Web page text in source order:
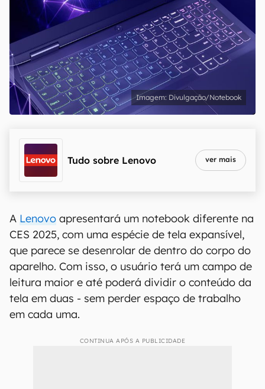
Divulgação/Notebook
Tudo sobre Lenovo ver mais
A Lenovo apresentará um notebook diferente na
CES 2025, com uma espécie de tela expansível,
que parece se desenrolar de dentro do corpo do
aparelho. Com isso, o usuário terá um campo de
leitura maior e até poderá dividir o conteúdo da
tela em duas - sem perder espaço de trabalho
em cada uma.
CONTINUA APÓS A PUBLICIDADE